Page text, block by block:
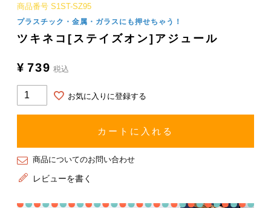
商品番号 S1ST-SZ95
プラスチック・金属・ガラスにも押せちゃう！
ツキネコ[ステイズオン]アジュール
¥ 739 税込
お気に入りに登録する
カートに入れる
商品についてのお問い合わせ
レビューを書く